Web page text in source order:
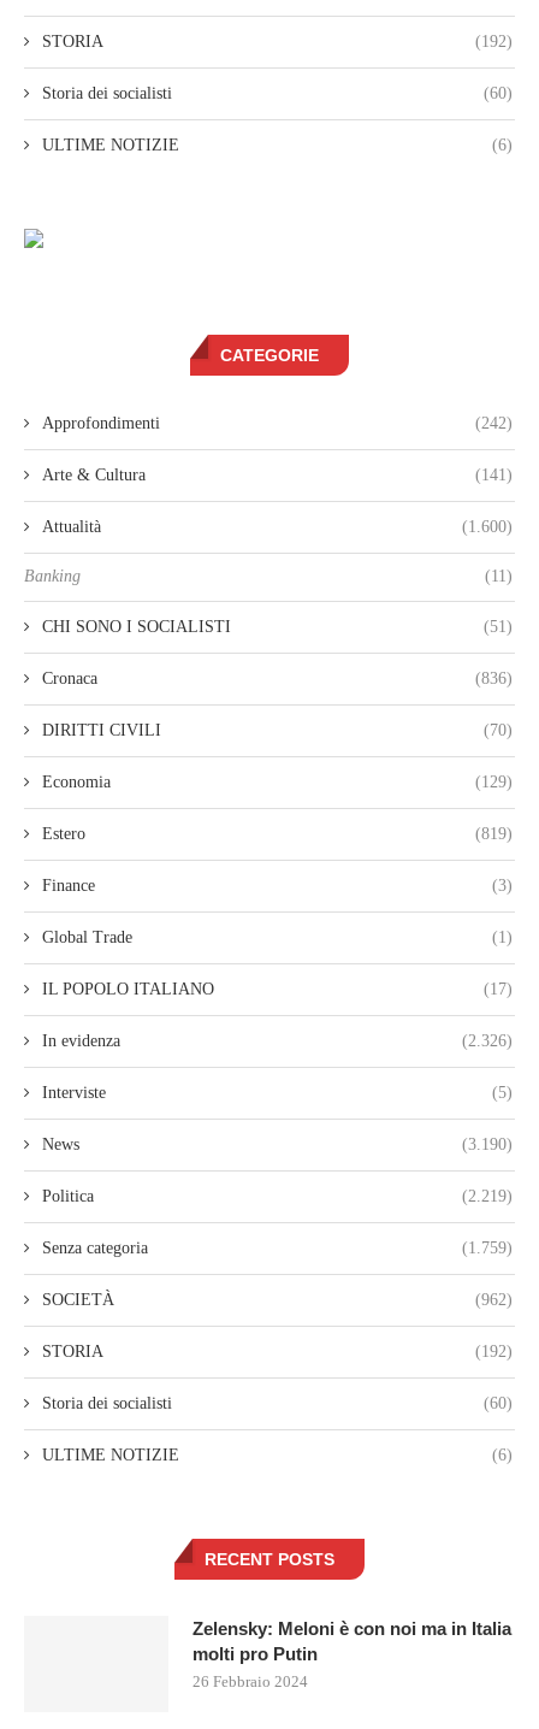
STORIA (192)
Storia dei socialisti (60)
ULTIME NOTIZIE (6)
CATEGORIE
Approfondimenti (242)
Arte & Cultura (141)
Attualità (1.600)
Banking (11)
CHI SONO I SOCIALISTI (51)
Cronaca (836)
DIRITTI CIVILI (70)
Economia (129)
Estero (819)
Finance (3)
Global Trade (1)
IL POPOLO ITALIANO (17)
In evidenza (2.326)
Interviste (5)
News (3.190)
Politica (2.219)
Senza categoria (1.759)
SOCIETÀ (962)
STORIA (192)
Storia dei socialisti (60)
ULTIME NOTIZIE (6)
RECENT POSTS
Zelensky: Meloni è con noi ma in Italia
molti pro Putin
26 Febbraio 2024